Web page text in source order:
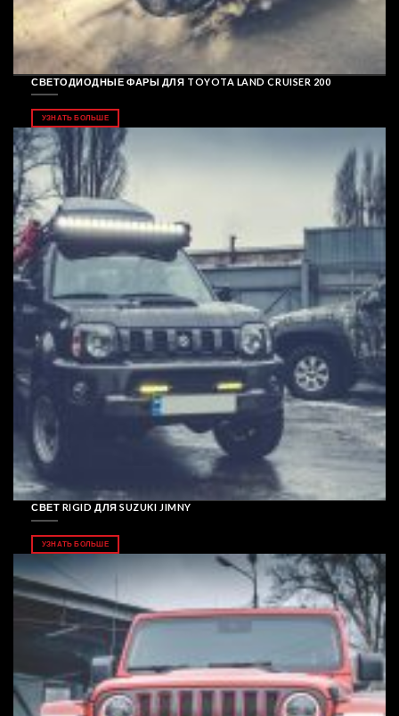
СВЕТОДИОДНЫЕ ФАРЫ ДЛЯ TOYOTA LAND CRUISER 200
УЗНАТЬ БОЛЬШЕ
СВЕТ RIGID ДЛЯ SUZUKI JIMNY
УЗНАТЬ БОЛЬШЕ